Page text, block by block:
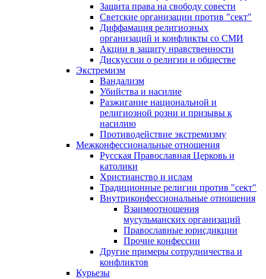
Защита права на свободу совести
Светские организации против "сект"
Диффамация религиозных
организаций и конфликты со СМИ
Акции в защиту нравственности
Дискуссии о религии и обществе
Экстремизм
Вандализм
Убийства и насилие
Разжигание национальной и
религиозной розни и призывы к
насилию
Противодействие экстремизму
Межконфессиональные отношения
Русская Православная Церковь и
католики
Христианство и ислам
Традиционные религии против "сект"
Внутриконфессиональные отношения
Взаимоотношения
мусульманских организаций
Православные юрисдикции
Прочие конфессии
Другие примеры сотрудничества и
конфликтов
Курьезы